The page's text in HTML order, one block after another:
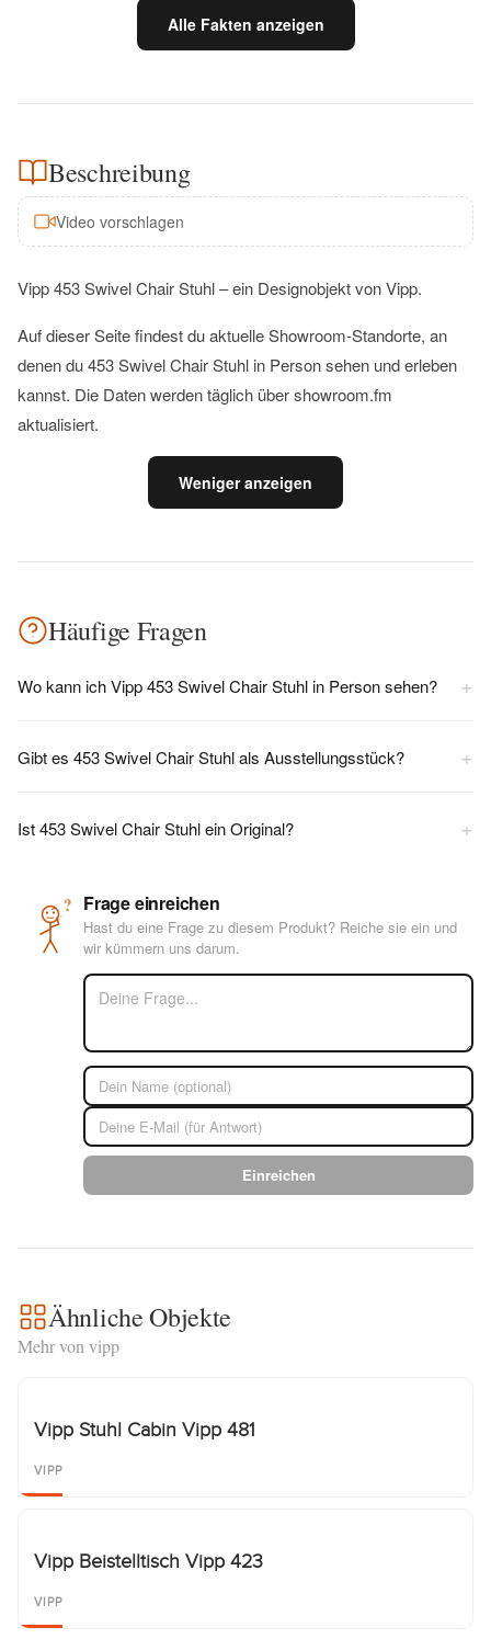
Alle Fakten anzeigen
Beschreibung
Video vorschlagen
Vipp 453 Swivel Chair Stuhl – ein Designobjekt von Vipp.
Auf dieser Seite findest du aktuelle Showroom-Standorte, an
denen du 453 Swivel Chair Stuhl in Person sehen und erleben
kannst. Die Daten werden täglich über showroom.fm
aktualisiert.
Weniger anzeigen
Häufige Fragen
Wo kann ich Vipp 453 Swivel Chair Stuhl in Person sehen? +
Gibt es 453 Swivel Chair Stuhl als Ausstellungsstück? +
Ist 453 Swivel Chair Stuhl ein Original? +
? Frage einreichen
Hast du eine Frage zu diesem Produkt? Reiche sie ein und
wir kümmern uns darum.
Einreichen
Ähnliche Objekte
Mehr von vipp
Vipp Stuhl Cabin Vipp 481
VIPP
Vipp Beistelltisch Vipp 423
VIPP